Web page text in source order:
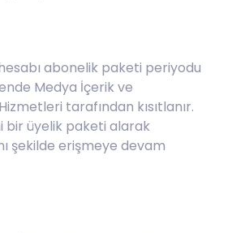
hesabı abonelik paketi periyodu
Medya İçerik ve
tarafından kısıtlanır.
bir üyelik paketi alarak
şekilde erişmeye devam